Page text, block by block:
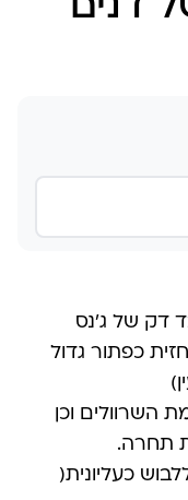
דנים
דק של ג’נס
כפתור גדול
השרוולים וכן
תחרה.
כעליונית(